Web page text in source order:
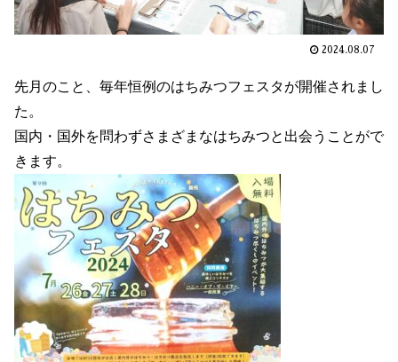
2024.08.07
先月のこと、毎年恒例のはちみつフェスタが開催されまし
た。
国内・国外を問わずさまざまなはちみつと出会うことがで
きます。